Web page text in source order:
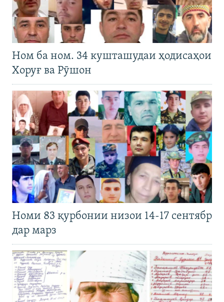
Ном ба ном. 34 кушташудаи ҳодисаҳои
Хоруғ ва Рӯшон
Номи 83 қурбонии низои 14-17 сентябр
дар марз